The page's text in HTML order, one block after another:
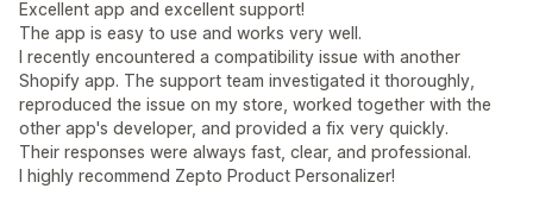
Excellent app and excellent support!
The app is easy to use and works very well.
I recently encountered a compatibility issue with another
Shopify app. The support team investigated it thoroughly,
reproduced the issue on my store, worked together with the
other app's developer, and provided a fix very quickly.
Their responses were always fast, clear, and professional.
I highly recommend Zepto Product Personalizer!